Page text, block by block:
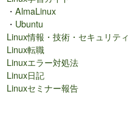
・AlmaLinux
・ Ubuntu
Linux情報・技術・セキュリティ
Linux転職
Linuxエラー対処法
Linux日記
Linuxセミナー報告